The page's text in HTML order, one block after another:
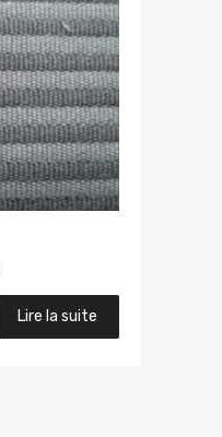
Lire la suite